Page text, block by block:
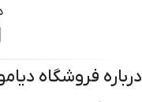
درباره فروشگاه